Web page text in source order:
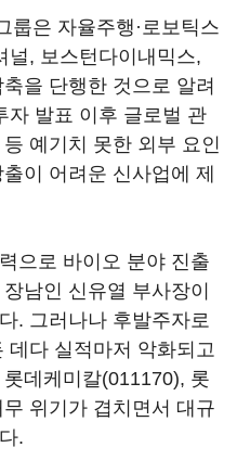
룹은 자율주행·로보틱스
널, 보스턴다이내믹스,
을 단행한 것으로 알려
자 발표 이후 글로벌 관
예기치 못한 외부 요인
이 어려운 신사업에 제
으로 바이오 분야 진출
남인 신유열 부사장이
. 그러나나 후발주자로
데다 실적마저 악화되고
롯데케미칼(011170), 롯
위기가 겹치면서 대규
.